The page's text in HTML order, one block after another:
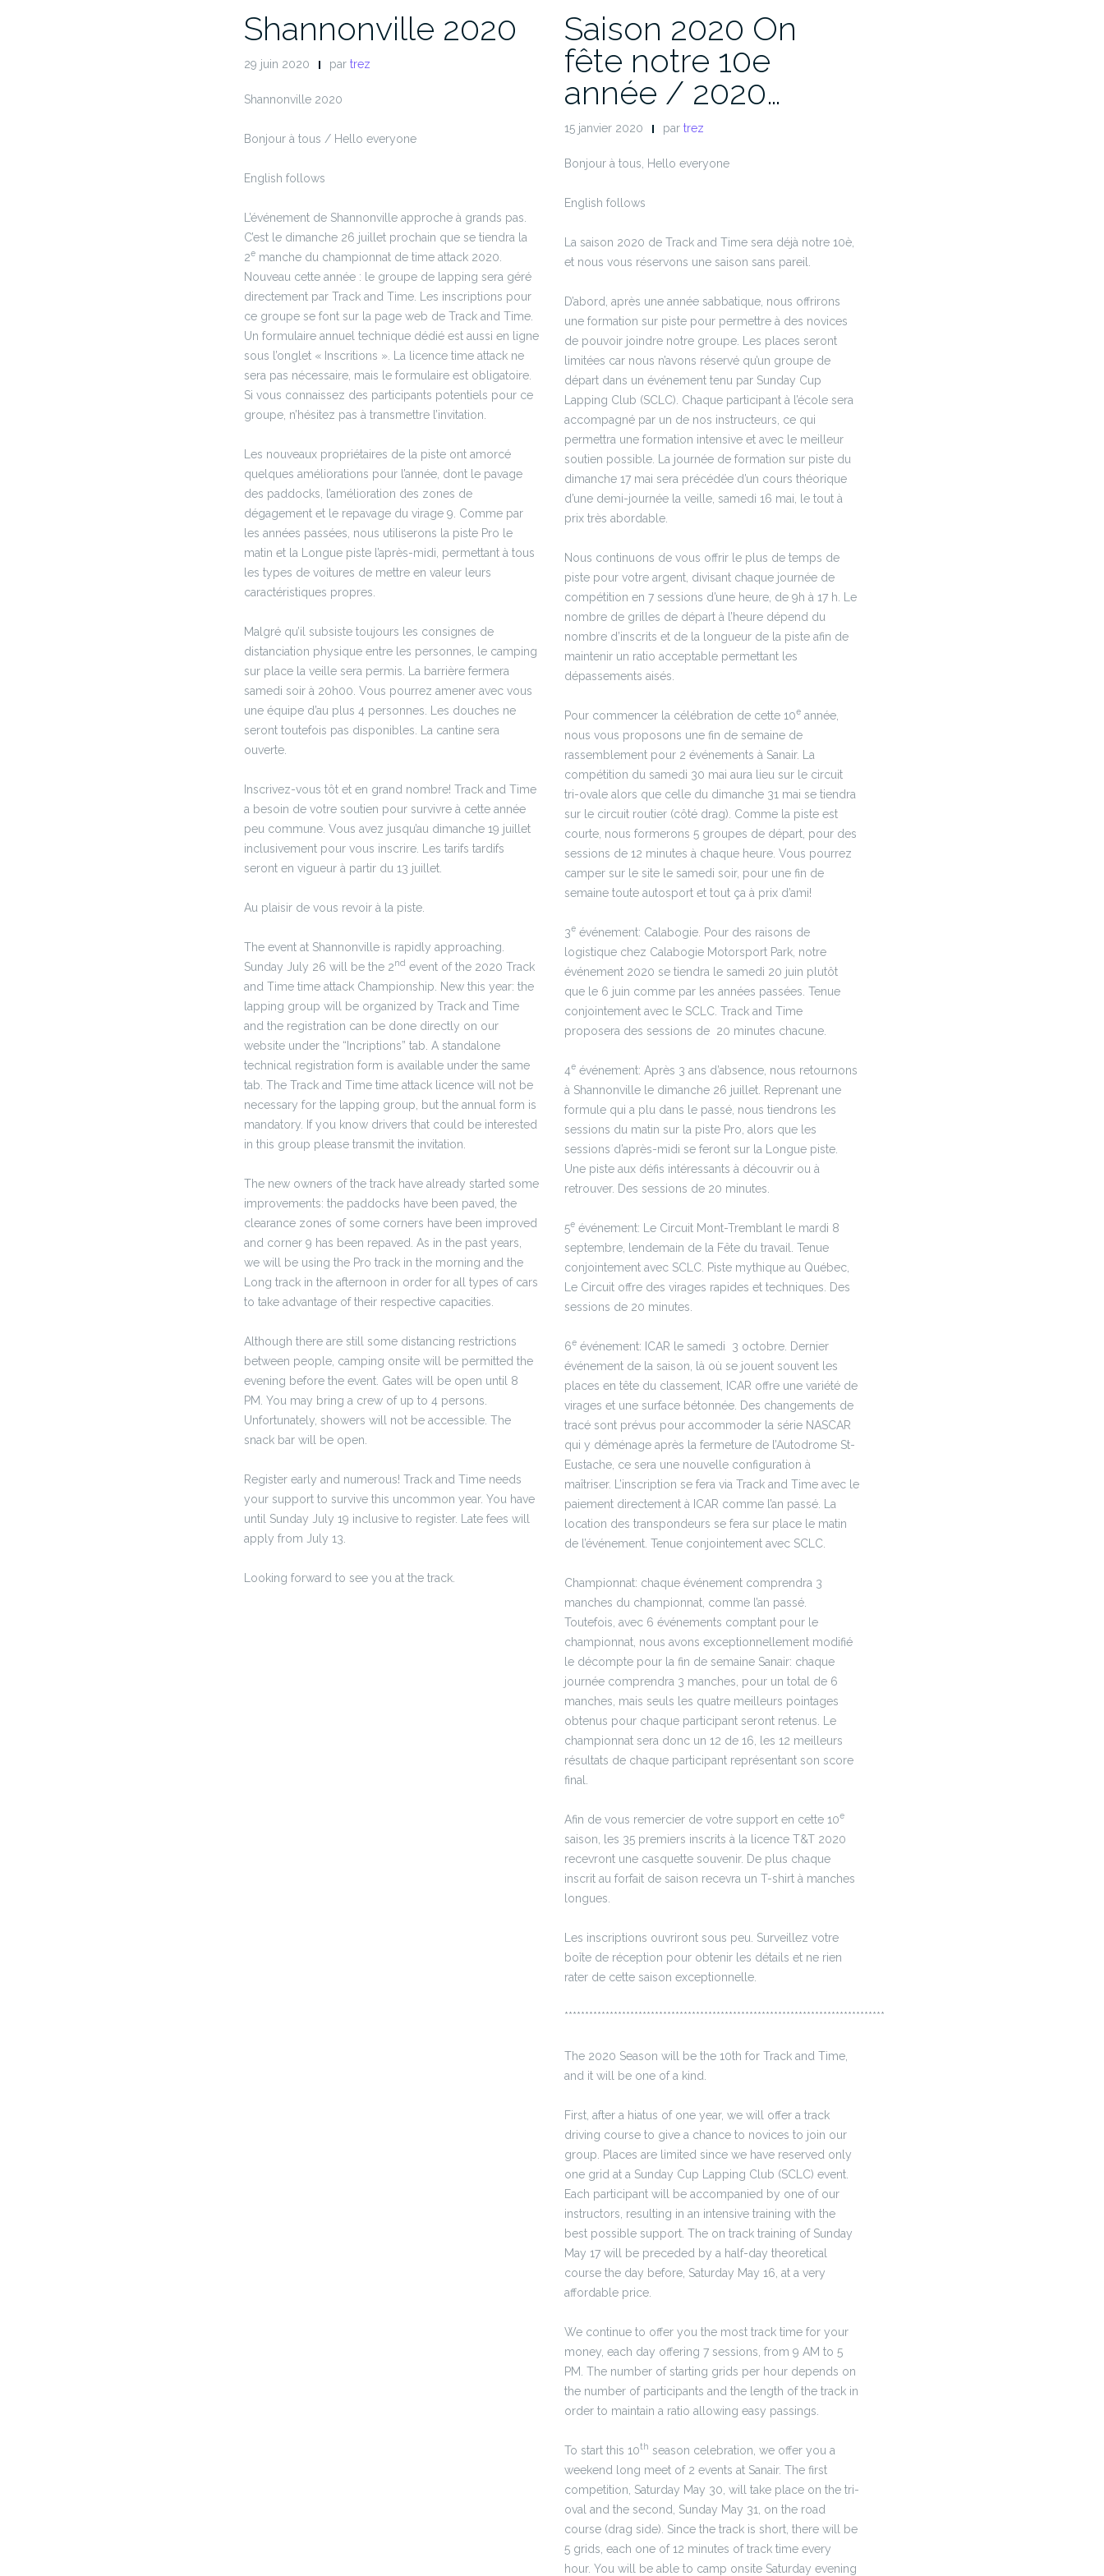
Shannonville 2020
29 juin 2020 par trez
Shannonville 2020
Bonjour à tous / Hello everyone
English follows
L’événement de Shannonville approche à grands pas.
C’est le dimanche 26 juillet prochain que se tiendra la
2e manche du championnat de time attack 2020.
Nouveau cette année : le groupe de lapping sera géré
directement par Track and Time. Les inscriptions pour
ce groupe se font sur la page web de Track and Time.
Un formulaire annuel technique dédié est aussi en ligne
sous l’onglet « Inscritions ». La licence time attack ne
sera pas nécessaire, mais le formulaire est obligatoire.
Si vous connaissez des participants potentiels pour ce
groupe, n’hésitez pas à transmettre l’invitation.
Les nouveaux propriétaires de la piste ont amorcé
quelques améliorations pour l’année, dont le pavage
des paddocks, l’amélioration des zones de
dégagement et le repavage du virage 9. Comme par
les années passées, nous utiliserons la piste Pro le
matin et la Longue piste l’après-midi, permettant à tous
les types de voitures de mettre en valeur leurs
caractéristiques propres.
Malgré qu’il subsiste toujours les consignes de
distanciation physique entre les personnes, le camping
sur place la veille sera permis. La barrière fermera
samedi soir à 20h00. Vous pourrez amener avec vous
une équipe d’au plus 4 personnes. Les douches ne
seront toutefois pas disponibles. La cantine sera
ouverte.
Inscrivez-vous tôt et en grand nombre! Track and Time
a besoin de votre soutien pour survivre à cette année
peu commune. Vous avez jusqu’au dimanche 19 juillet
inclusivement pour vous inscrire. Les tarifs tardifs
seront en vigueur à partir du 13 juillet.
Au plaisir de vous revoir à la piste.
The event at Shannonville is rapidly approaching.
Sunday July 26 will be the 2nd event of the 2020 Track
and Time time attack Championship. New this year: the
lapping group will be organized by Track and Time
and the registration can be done directly on our
website under the “Incriptions” tab. A standalone
technical registration form is available under the same
tab. The Track and Time time attack licence will not be
necessary for the lapping group, but the annual form is
mandatory. If you know drivers that could be interested
in this group please transmit the invitation.
The new owners of the track have already started some
improvements: the paddocks have been paved, the
clearance zones of some corners have been improved
and corner 9 has been repaved. As in the past years,
we will be using the Pro track in the morning and the
Long track in the afternoon in order for all types of cars
to take advantage of their respective capacities.
Although there are still some distancing restrictions
between people, camping onsite will be permitted the
evening before the event. Gates will be open until 8
PM. You may bring a crew of up to 4 persons.
Unfortunately, showers will not be accessible. The
snack bar will be open.
Register early and numerous! Track and Time needs
your support to survive this uncommon year. You have
until Sunday July 19 inclusive to register. Late fees will
apply from July 13.
Looking forward to see you at the track.
Saison 2020 On
fête notre 10e
année / 2020…
15 janvier 2020 par trez
Bonjour à tous, Hello everyone
English follows
La saison 2020 de Track and Time sera déjà notre 10è,
et nous vous réservons une saison sans pareil.
D’abord, après une année sabbatique, nous offrirons
une formation sur piste pour permettre à des novices
de pouvoir joindre notre groupe. Les places seront
limitées car nous n’avons réservé qu’un groupe de
départ dans un événement tenu par Sunday Cup
Lapping Club (SCLC). Chaque participant à l’école sera
accompagné par un de nos instructeurs, ce qui
permettra une formation intensive et avec le meilleur
soutien possible. La journée de formation sur piste du
dimanche 17 mai sera précédée d’un cours théorique
d’une demi-journée la veille, samedi 16 mai, le tout à
prix très abordable.
Nous continuons de vous offrir le plus de temps de
piste pour votre argent, divisant chaque journée de
compétition en 7 sessions d’une heure, de 9h à 17 h. Le
nombre de grilles de départ à l’heure dépend du
nombre d’inscrits et de la longueur de la piste afin de
maintenir un ratio acceptable permettant les
dépassements aisés.
Pour commencer la célébration de cette 10e année,
nous vous proposons une fin de semaine de
rassemblement pour 2 événements à Sanair. La
compétition du samedi 30 mai aura lieu sur le circuit
tri-ovale alors que celle du dimanche 31 mai se tiendra
sur le circuit routier (côté drag). Comme la piste est
courte, nous formerons 5 groupes de départ, pour des
sessions de 12 minutes à chaque heure. Vous pourrez
camper sur le site le samedi soir, pour une fin de
semaine toute autosport et tout ça à prix d’ami!
3e événement: Calabogie. Pour des raisons de
logistique chez Calabogie Motorsport Park, notre
événement 2020 se tiendra le samedi 20 juin plutôt
que le 6 juin comme par les années passées. Tenue
conjointement avec le SCLC. Track and Time
proposera des sessions de 20 minutes chacune.
4e événement: Après 3 ans d’absence, nous retournons
à Shannonville le dimanche 26 juillet. Reprenant une
formule qui a plu dans le passé, nous tiendrons les
sessions du matin sur la piste Pro, alors que les
sessions d’après-midi se feront sur la Longue piste.
Une piste aux défis intéressants à découvrir ou à
retrouver. Des sessions de 20 minutes.
5e événement: Le Circuit Mont-Tremblant le mardi 8
septembre, lendemain de la Fête du travail. Tenue
conjointement avec SCLC. Piste mythique au Québec,
Le Circuit offre des virages rapides et techniques. Des
sessions de 20 minutes.
6e événement: ICAR le samedi 3 octobre. Dernier
événement de la saison, là où se jouent souvent les
places en tête du classement, ICAR offre une variété de
virages et une surface bétonnée. Des changements de
tracé sont prévus pour accommoder la série NASCAR
qui y déménage après la fermeture de l’Autodrome St-
Eustache, ce sera une nouvelle configuration à
maîtriser. L’inscription se fera via Track and Time avec le
paiement directement à ICAR comme l’an passé. La
location des transpondeurs se fera sur place le matin
de l’événement. Tenue conjointement avec SCLC.
Championnat: chaque événement comprendra 3
manches du championnat, comme l’an passé.
Toutefois, avec 6 événements comptant pour le
championnat, nous avons exceptionnellement modifié
le décompte pour la fin de semaine Sanair: chaque
journée comprendra 3 manches, pour un total de 6
manches, mais seuls les quatre meilleurs pointages
obtenus pour chaque participant seront retenus. Le
championnat sera donc un 12 de 16, les 12 meilleurs
résultats de chaque participant représentant son score
final.
Afin de vous remercier de votre support en cette 10e
saison, les 35 premiers inscrits à la licence T&T 2020
recevront une casquette souvenir. De plus chaque
inscrit au forfait de saison recevra un T-shirt à manches
longues.
Les inscriptions ouvriront sous peu. Surveillez votre
boîte de réception pour obtenir les détails et ne rien
rater de cette saison exceptionnelle.
******************************************************************************
The 2020 Season will be the 10th for Track and Time,
and it will be one of a kind.
First, after a hiatus of one year, we will offer a track
driving course to give a chance to novices to join our
group. Places are limited since we have reserved only
one grid at a Sunday Cup Lapping Club (SCLC) event.
Each participant will be accompanied by one of our
instructors, resulting in an intensive training with the
best possible support. The on track training of Sunday
May 17 will be preceded by a half-day theoretical
course the day before, Saturday May 16, at a very
affordable price.
We continue to offer you the most track time for your
money, each day offering 7 sessions, from 9 AM to 5
PM. The number of starting grids per hour depends on
the number of participants and the length of the track in
order to maintain a ratio allowing easy passings.
To start this 10th season celebration, we offer you a
weekend long meet of 2 events at Sanair. The first
competition, Saturday May 30, will take place on the tri-
oval and the second, Sunday May 31, on the road
course (drag side). Since the track is short, there will be
5 grids, each one of 12 minutes of track time every
hour. You will be able to camp onsite Saturday evening